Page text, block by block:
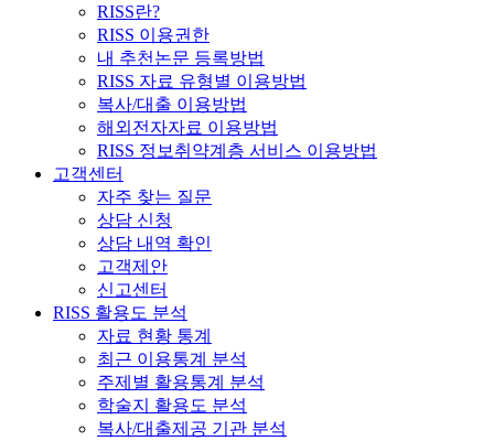
RISS란?
RISS 이용권한
내 추천논문 등록방법
RISS 자료 유형별 이용방법
복사/대출 이용방법
해외전자자료 이용방법
RISS 정보취약계층 서비스 이용방법
고객센터
자주 찾는 질문
상담 신청
상담 내역 확인
고객제안
신고센터
RISS 활용도 분석
자료 현황 통계
최근 이용통계 분석
주제별 활용통계 분석
학술지 활용도 분석
복사/대출제공 기관 분석